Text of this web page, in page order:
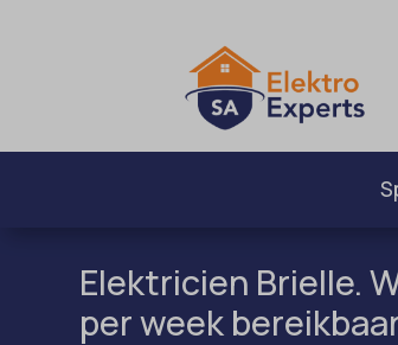
Elektricien Brielle.
per week